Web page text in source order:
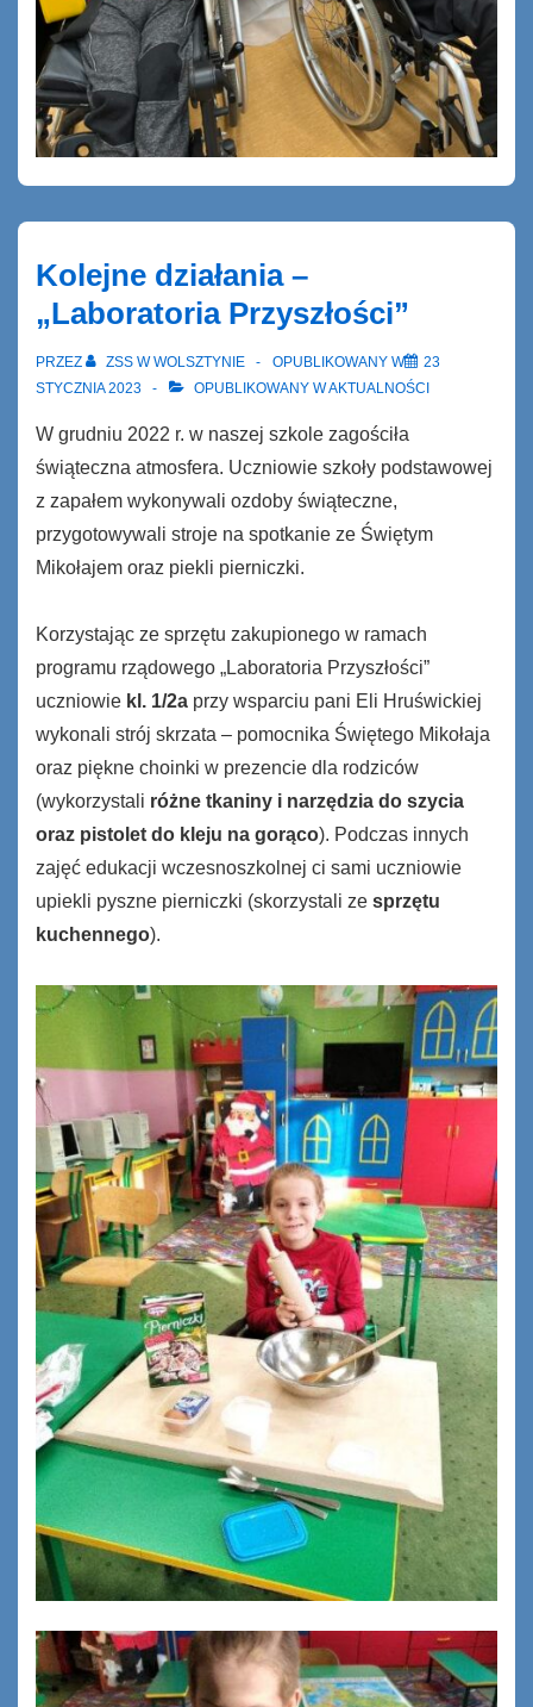
Kolejne działania –
„Laboratoria Przyszłości”
PRZEZ ZSS W WOLSZTYNIE OPUBLIKOWANY W
23
STYCZNIA 2023
OPUBLIKOWANY WAKTUALNOŚCI
W grudniu 2022 r. w naszej szkole zagościła
świąteczna atmosfera. Uczniowie szkoły podstawowej
z zapałem wykonywali ozdoby świąteczne,
przygotowywali stroje na spotkanie ze Świętym
Mikołajem oraz piekli pierniczki.
Korzystając ze sprzętu zakupionego w ramach
programu rządowego „Laboratoria Przyszłości”
uczniowie kl. 1/2a przy wsparciu pani Eli Hruświckiej
wykonali strój skrzata – pomocnika Świętego Mikołaja
oraz piękne choinki w prezencie dla rodziców
(wykorzystali różne tkaniny i narzędzia do szycia
oraz pistolet do kleju na gorąco). Podczas innych
zajęć edukacji wczesnoszkolnej ci sami uczniowie
upiekli pyszne pierniczki (skorzystali ze sprzętu
kuchennego).